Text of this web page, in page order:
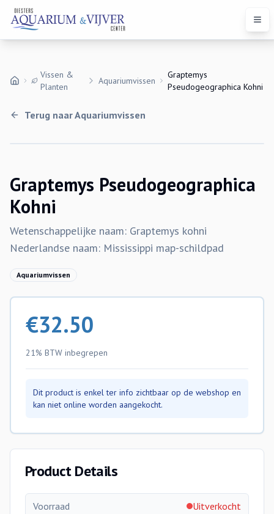
Vissen &
Planten
Aquariumvissen
Graptemys
Pseudogeographica Kohni
Terug naarAquariumvissen
Graptemys Pseudogeographica
Kohni
Wetenschappelijke naam: Graptemys kohni
Nederlandse naam: Mississippi map-schildpad
Aquariumvissen
€32.50
21% BTW inbegrepen
Dit product is enkel ter info zichtbaar op de webshop en
kan niet online worden aangekocht.
Product Details
Voorraad Uitverkocht